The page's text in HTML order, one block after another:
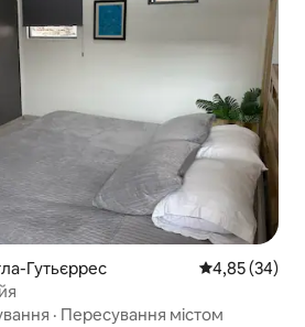
Гутьєррес Середня
4,85 (34)
· Пересування містом